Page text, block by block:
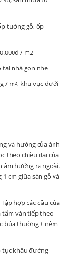
tường gỗ, ốp
/ m2
tại nhà gọn nhẹ
/ m², khu vực dưới
và hướng của ánh
theo chiều dài của
âm hướng ra ngoài.
cm giữa sàn gỗ và
hợp các đầu của
tấm ván tiếp theo
búa thường + nêm
tục khâu đường